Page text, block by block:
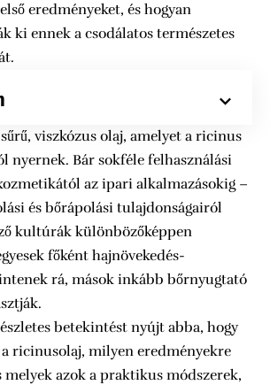
eredményeket, és hogyan
ki ennek a csodálatos természetes
viszkózus olaj, amelyet a ricinus
nyernek. Bár sokféle felhasználási
az ipari alkalmazásokig –
és bőrápolási tulajdonságairól
kultúrák különbözőképpen
főként hajnövekedés-
rá, mások inkább bőrnyugtató
betekintést nyújt abba, hogy
ricinusolaj, milyen eredményekre
azok a praktikus módszerek,